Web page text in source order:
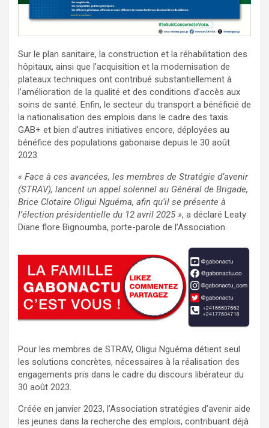
Sur le plan sanitaire, la construction et la réhabilitation des
hôpitaux, ainsi que l’acquisition et la modernisation de
plateaux techniques ont contribué substantiellement à
l’amélioration de la qualité et des conditions d’accès aux
soins de santé. Enfin, le secteur du transport a bénéficié de
la nationalisation des emplois dans le cadre des taxis
GAB+ et bien d’autres initiatives encore, déployées au
bénéfice des populations gabonaise depuis le 30 août
2023.
« Face à ces avancées, les membres de Stratégie d’avenir
(STRAV), lancent un appel solennel au Général de Brigade,
Brice Clotaire Oligui Nguéma, afin qu’il se présente à
l’élection présidentielle du 12 avril 2025 », a déclaré Leaty
Diane flore Bignoumba, porte-parole de l’Association.
Pour les membres de STRAV, Oligui Nguéma détient seul
les solutions concrètes, nécessaires à la réalisation des
engagements pris dans le cadre du discours libérateur du
30 août 2023.
Créée en janvier 2023, l’Association stratégies d’avenir aide
les jeunes dans la recherche des emplois, contribuant déjà